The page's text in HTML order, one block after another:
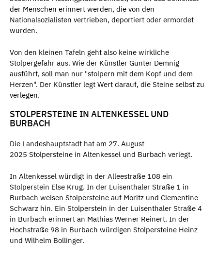
der Menschen erinnert werden, die von den
Nationalsozialisten vertrieben, deportiert oder ermordet
wurden.
Von den kleinen Tafeln geht also keine wirkliche
Stolpergefahr aus. Wie der Künstler Gunter Demnig
ausführt, soll man nur "stolpern mit dem Kopf und dem
Herzen". Der Künstler legt Wert darauf, die Steine selbst zu
verlegen.
STOLPERSTEINE IN ALTENKESSEL UND
BURBACH
Die Landeshauptstadt hat am 27. August
2025 Stolpersteine in Altenkessel und Burbach verlegt.
In Altenkessel würdigt in der Alleestraße 108 ein
Stolperstein Else Krug. In der Luisenthaler Straße 1 in
Burbach weisen Stolpersteine auf Moritz und Clementine
Schwarz hin. Ein Stolperstein in der Luisenthaler Straße 4
in Burbach erinnert an Mathias Werner Reinert. In der
Hochstraße 98 in Burbach würdigen Stolpersteine Heinz
und Wilhelm Bollinger.